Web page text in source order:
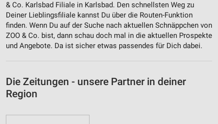
& Co. Karlsbad Filiale in Karlsbad. Den schnellsten Weg zu
Deiner Lieblingsfiliale kannst Du über die Routen-Funktion
finden. Wenn Du auf der Suche nach aktuellen Schnäppchen von
ZOO & Co. bist, dann schau doch mal in die aktuellen Prospekte
und Angebote. Da ist sicher etwas passendes für Dich dabei.
Die Zeitungen - unsere Partner in deiner
Region